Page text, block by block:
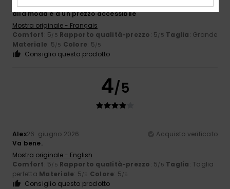
Aurelie2. luglio 2026
Acquisto verificato
alla moda e a un prezzo accessibile
Mostra originale - Français
Comfort: 5/5 Rapporto qualità-prezzo: 5/5 Taglia: Grande
Materiale: 5/5 Colore: 5/5
Consiglio questo prodotto
4/5
Alex26. giugno 2026
Acquisto verificato
Va bene.
Mostra originale - English
Comfort: 5/5 Rapporto qualità-prezzo: 5/5 Taglia: Taglia
perfetta Materiale: 5/5 Colore: 5/5
Consiglio questo prodotto